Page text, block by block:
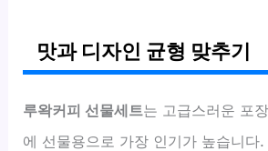
맛과 디자인 균형 맞추기
루왁커피 선물세트는 고급스러운 포
에 선물용으로 가장 인기가 높습니다